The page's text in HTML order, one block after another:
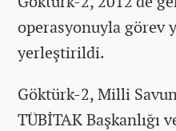
operasyonuyla görev
yerleştirildi.
Göktürk-2, Milli
TÜBİTAK Başkanlığı